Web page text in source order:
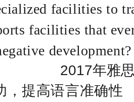
facilities to
facilities that
development?
2017年雅
，提高语言准确性